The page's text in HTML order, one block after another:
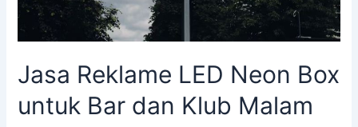
Jasa Reklame LED Neon Box
untuk Bar dan Klub Malam